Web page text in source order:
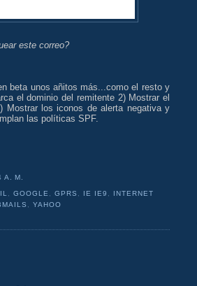
este correo?
beta unos añitos más...como el resto y
el dominio del remitente 2) Mostrar el
Mostrar los iconos de alerta negativa y
las políticas SPF.
A. M.
, GOOGLE, GPRS , IE IE9 ,
INTERNET
, YAHOO